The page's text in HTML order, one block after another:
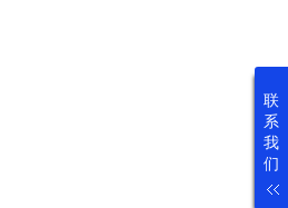
联
系
我
们